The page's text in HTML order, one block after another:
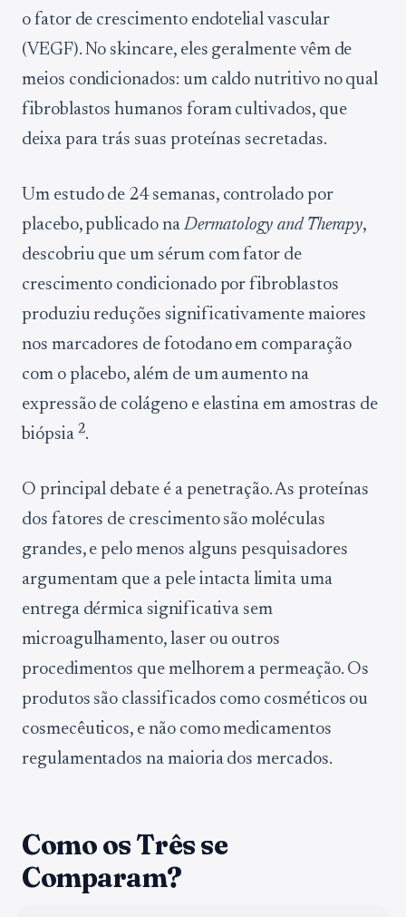
o fator de crescimento endotelial vascular
(VEGF). No skincare, eles geralmente vêm de
meios condicionados: um caldo nutritivo no qual
fibroblastos humanos foram cultivados, que
deixa para trás suas proteínas secretadas.
Um estudo de 24 semanas, controlado por
placebo, publicado naDermatology and Therapy,
descobriu que um sérum com fator de
crescimento condicionado por fibroblastos
produziu reduções significativamente maiores
nos marcadores de fotodano em comparação
com o placebo, além de um aumento na
expressão de colágeno e elastina em amostras de
biópsia 2.
O principal debate é a penetração. As proteínas
dos fatores de crescimento são moléculas
grandes, e pelo menos alguns pesquisadores
argumentam que a pele intacta limita uma
entrega dérmica significativa sem
microagulhamento, laser ou outros
procedimentos que melhorem a permeação. Os
produtos são classificados como cosméticos ou
cosmecêuticos, e não como medicamentos
regulamentados na maioria dos mercados.
Como os Três se
Comparam?